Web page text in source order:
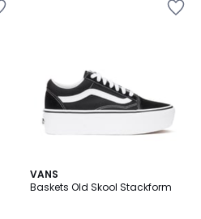
VANS
Baskets Old Skool Stackform
4,4
/ 5